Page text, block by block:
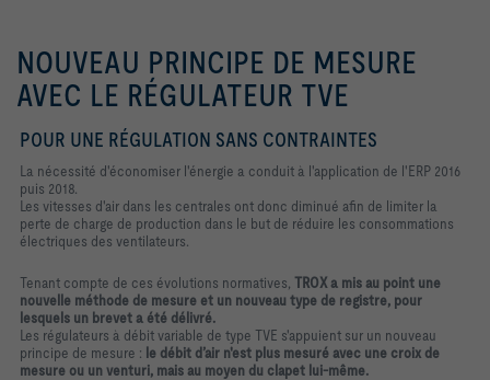
NOUVEAU PRINCIPE DE MESURE
AVEC LE RÉGULATEUR TVE
POUR UNE RÉGULATION SANS CONTRAINTES
La nécessité d'économiser l'énergie a conduit à l'application de l'ERP 2016
puis 2018.
Les vitesses d'air dans les centrales ont donc diminué afin de limiter la
perte de charge de production dans le but de réduire les consommations
électriques des ventilateurs.
Tenant compte de ces évolutions normatives, TROX a mis au point une
nouvelle méthode de mesure et un nouveau type de registre, pour
lesquels un brevet a été délivré.
Les régulateurs à débit variable de type TVE s'appuient sur un nouveau
principe de mesure : le débit d’air n'est plus mesuré avec une croix de
mesure ou un venturi, mais au moyen du clapet lui-même.